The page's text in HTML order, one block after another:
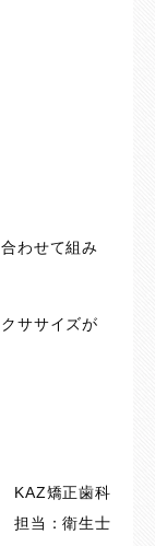
わせて組み
ササイズが
KAZ矯正歯科
担当：衛生士